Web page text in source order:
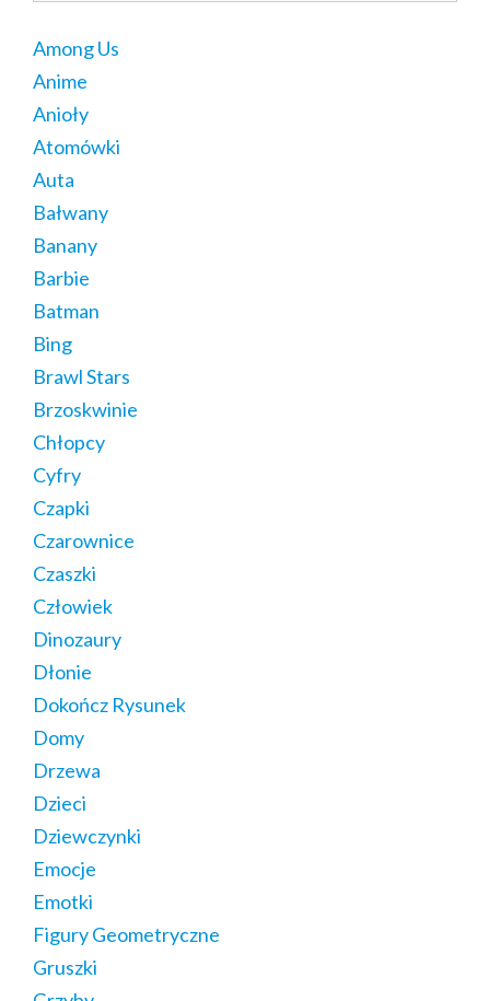
Among Us
Anime
Anioły
Atomówki
Auta
Bałwany
Banany
Barbie
Batman
Bing
Brawl Stars
Brzoskwinie
Chłopcy
Cyfry
Czapki
Czarownice
Czaszki
Człowiek
Dinozaury
Dłonie
Dokończ Rysunek
Domy
Drzewa
Dzieci
Dziewczynki
Emocje
Emotki
Figury Geometryczne
Gruszki